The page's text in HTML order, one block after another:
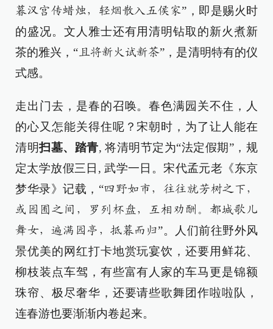
暮汉宫传蜡烛，轻烟散入五侯家”，即是赐火时
的盛况。文人雅士还有用清明钻取的新火煮新
茶的雅兴，“ 且将新火试新茶”，是清明特有的仪
式感。
走出门去，是春的召唤。春色满园关不住，人
的心又怎能关得住呢？宋朝时，为了让人能在
清明扫墓、踏青, 将清明节定为“法定假期”，规
定太学放假三日, 武学一日。宋代孟元老《东京
梦华录》记载，“四野如市，往往就芳树之下，
或园囿之间，罗列杯盘，互相劝酬。都城歌儿
舞女，遍满园亭，抵暮而归”。人们前往野外风
景优美的网红打卡地赏玩宴饮，还要用鲜花、
柳枝装点车驾，有些富有人家的车马更是锦额
珠帘、极尽奢华，还要请些歌舞团作啦啦队，
连春游也要渐渐内卷起来。